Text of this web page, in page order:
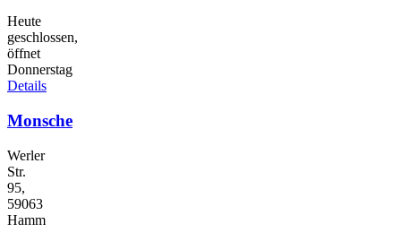
Heute
geschlossen,
öffnet
Donnerstag
Details
Monsche
Werler
Str.
95,
59063
Hamm